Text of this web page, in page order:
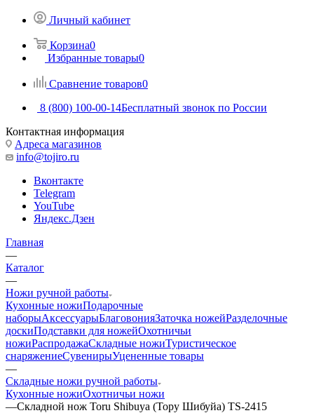
Личный кабинет
Корзина0
Избранные товары0
Сравнение товаров0
8 (800) 100-00-14Бесплатный звонок по России
Контактная информация
Адреса магазинов
info@tojiro.ru
Вконтакте
Telegram
YouTube
Яндекс.Дзен
Главная
—
Каталог
—
Ножи ручной работы
Кухонные ножиПодарочные
наборыАксессуарыБлаговонияЗаточка ножейРазделочные
доскиПодставки для ножейОхотничьи
ножиРаспродажаСкладные ножиТуристическое
снаряжениеСувенирыУцененные товары
—
Складные ножи ручной работы
Кухонные ножиОхотничьи ножи
—Складной нож Toru Shibuya (Тору Шибуйа) TS-2415